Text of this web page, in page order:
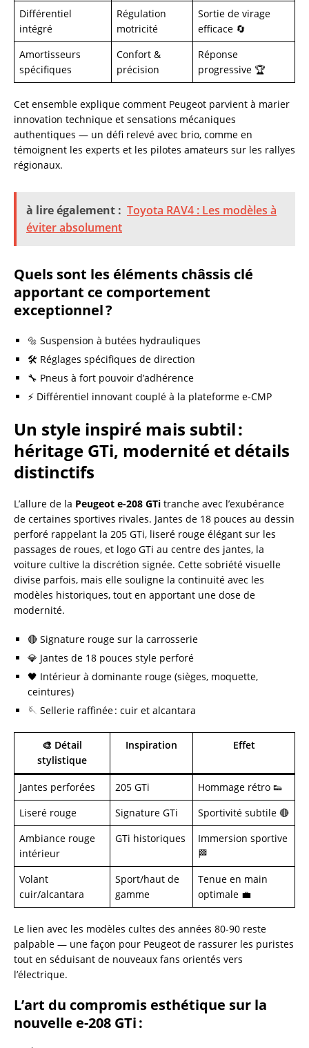
Différentiel
intégré
Régulation
motricité
Sortie de virage
efficace 🔄
Amortisseurs
spécifiques
Confort &
précision
Réponse
progressive 🏆
Cet ensemble explique comment Peugeot parvient à marier
innovation technique et sensations mécaniques
authentiques — un défi relevé avec brio, comme en
témoignent les experts et les pilotes amateurs sur les rallyes
régionaux.
à lire également : Toyota RAV4 : Les modèles à
éviter absolument
Quels sont les éléments châssis clé
apportant ce comportement
exceptionnel ?
🔩 Suspension à butées hydrauliques
🛠️ Réglages spécifiques de direction
🔧 Pneus à fort pouvoir d’adhérence
⚡ Différentiel innovant couplé à la plateforme e-CMP
Un style inspiré mais subtil :
héritage GTi, modernité et détails
distinctifs
L’allure de la Peugeot e-208 GTi tranche avec l’exubérance
de certaines sportives rivales. Jantes de 18 pouces au dessin
perforé rappelant la 205 GTi, liseré rouge élégant sur les
passages de roues, et logo GTi au centre des jantes, la
voiture cultive la discrétion signée. Cette sobriété visuelle
divise parfois, mais elle souligne la continuité avec les
modèles historiques, tout en apportant une dose de
modernité.
🔴 Signature rouge sur la carrosserie
💎 Jantes de 18 pouces style perforé
🖤 Intérieur à dominante rouge (sièges, moquette,
ceintures)
🪡 Sellerie raffinée : cuir et alcantara
🎨 Détail
stylistique
Inspiration Effet
Jantes perforées 205 GTi
Hommage rétro 👟
Liseré rouge
Signature GTi
Sportivité subtile 🔴
Ambiance rouge
intérieur
GTi historiques
Immersion sportive
🏁
Volant
cuir/alcantara
Sport/haut de
gamme
Tenue en main
optimale 💼
Le lien avec les modèles cultes des années 80-90 reste
palpable — une façon pour Peugeot de rassurer les puristes
tout en séduisant de nouveaux fans orientés vers
l’électrique.
L’art du compromis esthétique sur la
nouvelle e-208 GTi :